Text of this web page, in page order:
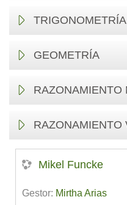
TRIGONOMETRÍA
GEOMETRÍA
RAZONAMIENTO
RAZONAMIENTO
Mikel Funcke
Gestor: Mirtha Arias